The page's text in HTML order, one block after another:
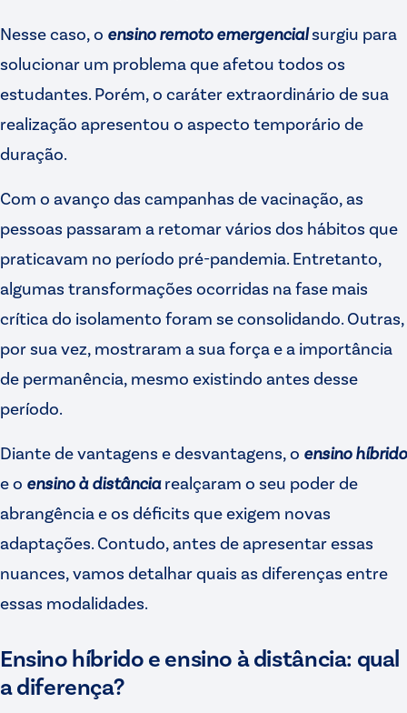
Nesse caso, o ensino remoto emergencialsurgiu para
solucionar um problema que afetou todos os
estudantes. Porém, o caráter extraordinário de sua
realização apresentou o aspecto temporário de
duração.
Com o avanço das campanhas de vacinação, as
pessoas passaram a retomar vários dos hábitos que
praticavam no período pré-pandemia. Entretanto,
algumas transformações ocorridas na fase mais
crítica do isolamento foram se consolidando. Outras,
por sua vez, mostraram a sua força e a importância
de permanência, mesmo existindo antes desse
período.
Diante de vantagens e desvantagens, o ensino híbrido
e o ensino à distânciarealçaram o seu poder de
abrangência e os déficits que exigem novas
adaptações. Contudo, antes de apresentar essas
nuances, vamos detalhar quais as diferenças entre
essas modalidades.
Ensino híbrido e ensino à distância: qual
a diferença?